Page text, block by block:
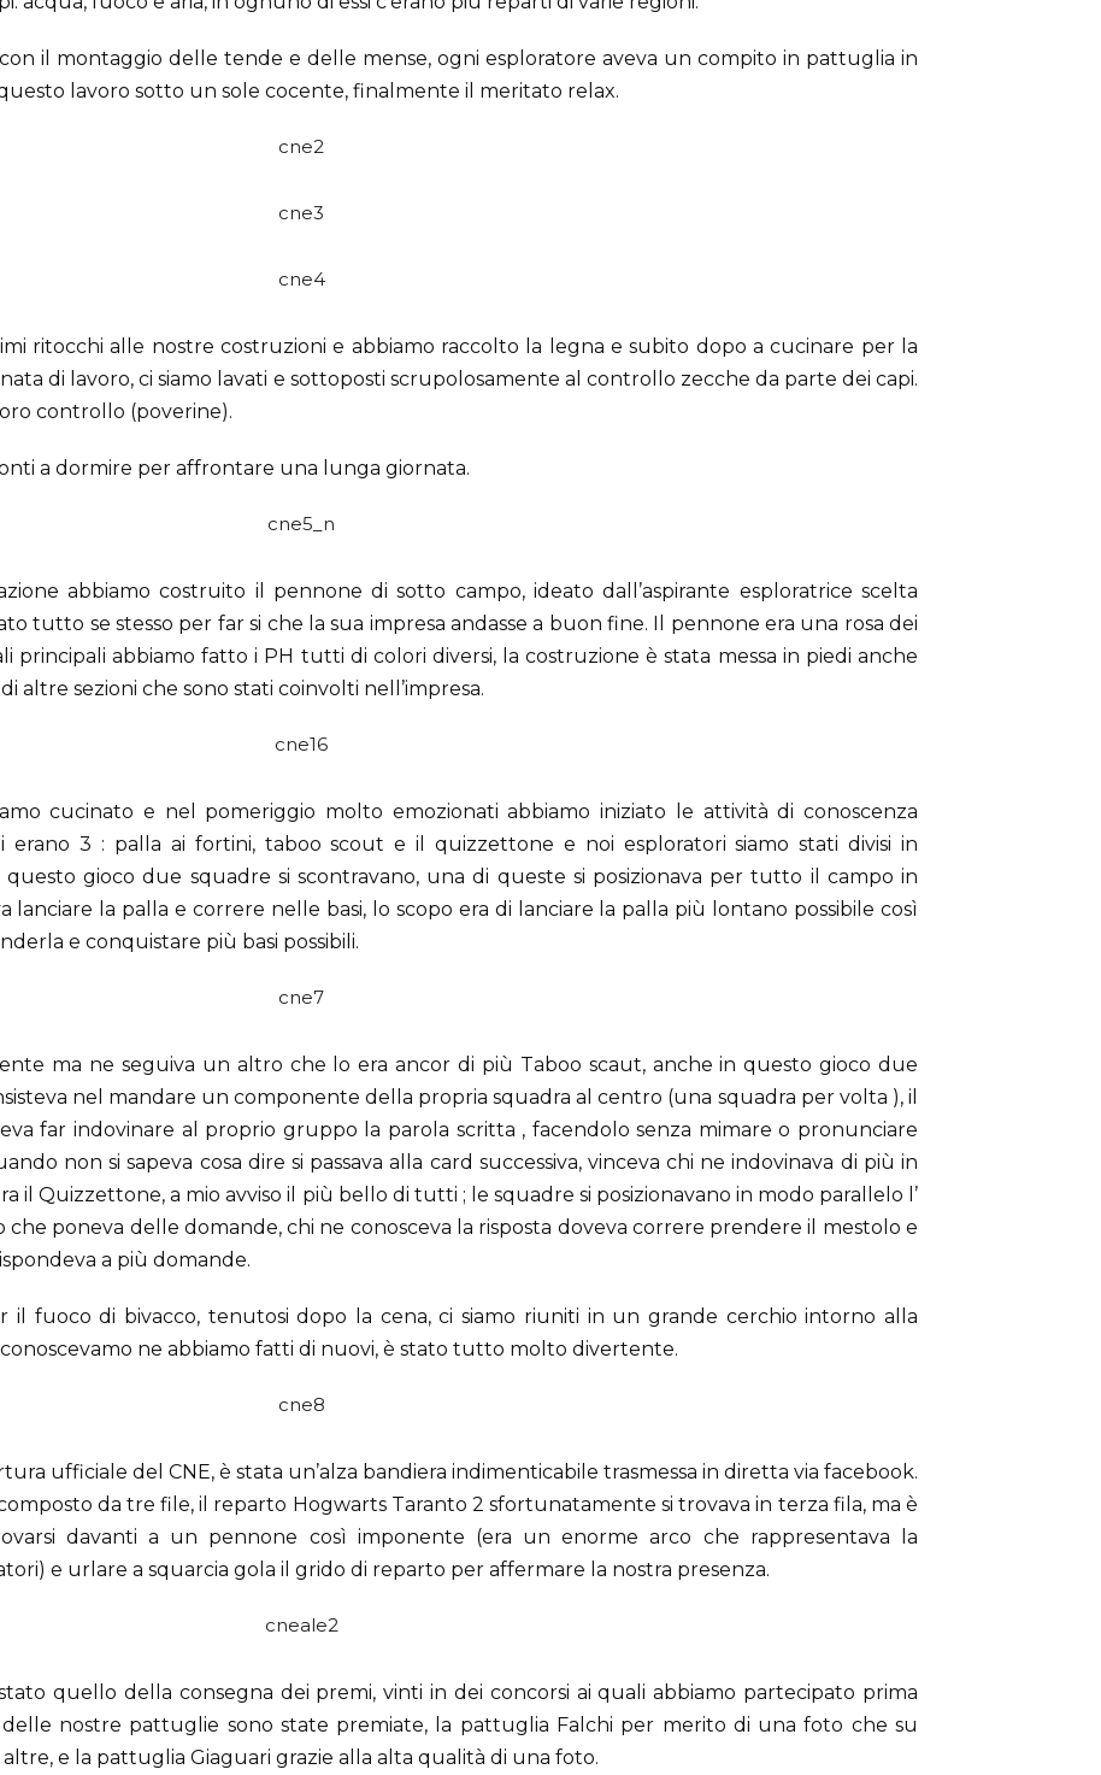
il montaggio delle tende e delle mense, ogni esploratore aveva un compito in pattuglia in
lavoro sotto un sole cocente, finalmente il meritato relax.
ritocchi alle nostre costruzioni e abbiamo raccolto la legna e subito dopo a cucinare per la
di lavoro, ci siamo lavati e sottoposti scrupolosamente al controllo zecche da parte dei capi.
controllo (poverine).
a dormire per affrontare una lunga giornata.
abbiamo costruito il pennone di sotto campo, ideato dall’aspirante esploratrice scelta
tutto se stesso per far si che la sua impresa andasse a buon fine. Il pennone era una rosa dei
principali abbiamo fatto i PH tutti di colori diversi, la costruzione è stata messa in piedi anche
altre sezioni che sono stati coinvolti nell’impresa.
cucinato e nel pomeriggio molto emozionati abbiamo iniziato le attività di conoscenza
erano 3 : palla ai fortini, taboo scout e il quizzettone e noi esploratori siamo stati divisi in
gioco due squadre si scontravano, una di queste si posizionava per tutto il campo in
lanciare la palla e correre nelle basi, lo scopo era di lanciare la palla più lontano possibile così
e conquistare più basi possibili.
ma ne seguiva un altro che lo era ancor di più Taboo scaut, anche in questo gioco due
nel mandare un componente della propria squadra al centro (una squadra per volta ), il
far indovinare al proprio gruppo la parola scritta , facendolo senza mimare o pronunciare
non si sapeva cosa dire si passava alla card successiva, vinceva chi ne indovinava di più in
il Quizzettone, a mio avviso il più bello di tutti ; le squadre si posizionavano in modo parallelo l’
che poneva delle domande, chi ne conosceva la risposta doveva correre prendere il mestolo e
a più domande.
il fuoco di bivacco, tenutosi dopo la cena, ci siamo riuniti in un grande cerchio intorno alla
ne abbiamo fatti di nuovi, è stato tutto molto divertente.
ufficiale del CNE, è stata un’alza bandiera indimenticabile trasmessa in diretta via facebook.
da tre file, il reparto Hogwarts Taranto 2 sfortunatamente si trovava in terza fila, ma è
davanti a un pennone così imponente (era un enorme arco che rappresentava la
e urlare a squarcia gola il grido di reparto per affermare la nostra presenza.
quello della consegna dei premi, vinti in dei concorsi ai quali abbiamo partecipato prima
nostre pattuglie sono state premiate, la pattuglia Falchi per merito di una foto che su
e la pattuglia Giaguari grazie alla alta qualità di una foto.